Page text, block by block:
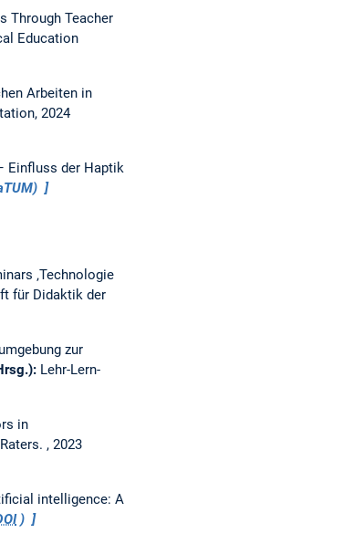
Through Teacher
Education
Arbeiten in
2024
Einfluss der Haptik
‚Technologie
für Didaktik der
zur
Lehr-Lern-
in
, 2023
intelligence: A
)